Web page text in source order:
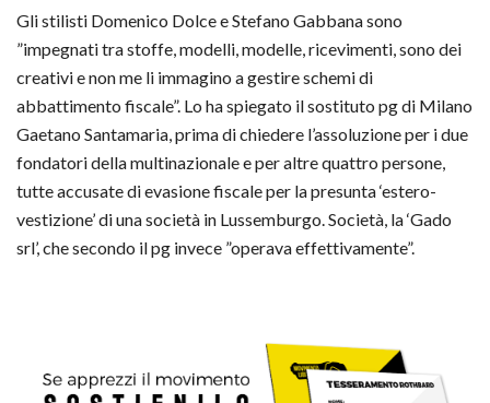
Gli stilisti Domenico Dolce e Stefano Gabbana sono
”impegnati tra stoffe, modelli, modelle, ricevimenti, sono dei
creativi e non me li immagino a gestire schemi di
abbattimento fiscale”. Lo ha spiegato il sostituto pg di Milano
Gaetano Santamaria, prima di chiedere l’assoluzione per i due
fondatori della multinazionale e per altre quattro persone,
tutte accusate di evasione fiscale per la presunta ‘estero-
vestizione’ di una società in Lussemburgo. Società, la ‘Gado
srl’, che secondo il pg invece ”operava effettivamente”.